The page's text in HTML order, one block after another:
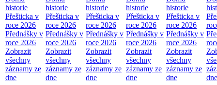
historie
Přešticka v
roce 2026
Přednášky v
roce 2026
Zobrazit
všechny
záznamy ze
dne
historie
Přešticka v
roce 2026
Přednášky v
roce 2026
Zobrazit
všechny
záznamy ze
dne
historie
Přešticka v
roce 2026
Přednášky v
roce 2026
Zobrazit
všechny
záznamy ze
dne
historie
Přešticka v
roce 2026
Přednášky v
roce 2026
Zobrazit
všechny
záznamy ze
dne
historie
Přešticka v
roce 2026
Přednášky v
roce 2026
Zobrazit
všechny
záznamy ze
dne
dne